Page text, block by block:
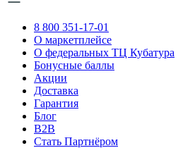
8 800 351-17-01
О маркетплейсе
О федеральных ТЦ Кубатура
Бонусные баллы
Акции
Доставка
Гарантия
Блог
B2B
Стать Партнёром